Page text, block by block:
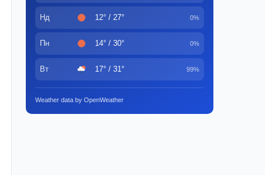
Нд 12° / 27° 0%
Пн 14° / 30° 0%
Вт 17° / 31° 99%
Weather data by OpenWeather